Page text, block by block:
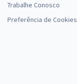
Trabalhe Conosco
Preferência de Cookies